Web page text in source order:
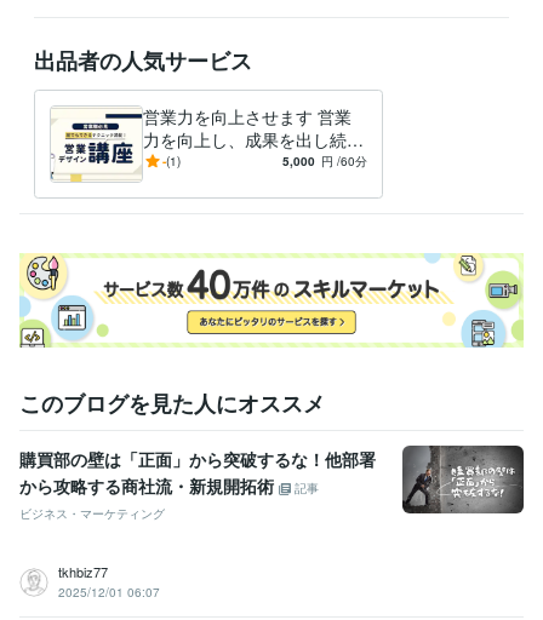
ドットコムマスター ベーシック 取得年 : 2016年
得意分野
ビジネス代行・事務代行 営業コンサル
営業 起業 ビジネス
出品者の人気サービス
営業力を向上させます 営業
力を向上し、成果を出し続け
る！
-(1) 5,000 円 /60分
このブログを見た人にオススメ
購買部の壁は「正面」から突破するな！他部署
から攻略する商社流・新規開拓術
記事
ビジネス・マーケティング
tkhbiz77
2025/12/01 06:07